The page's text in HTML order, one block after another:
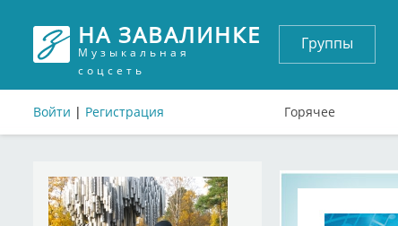
НА ЗАВАЛИНКЕ
Музыкальная
соцсеть
Войти | Регистрация
Группы
Горячее